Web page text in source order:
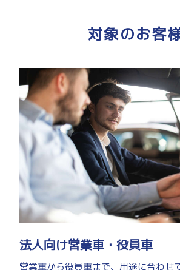
対象のお客
法人向け営業車・役員車
営業車から役員車まで、用途に合わせ